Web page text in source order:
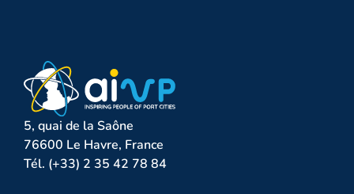
5, quai de la Saône
76600 Le Havre, France
Tél. (+33) 2 35 42 78 84